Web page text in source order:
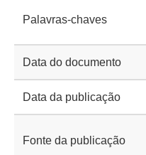
Palavras-chaves
Data do documento
Data da publicação
Fonte da publicação